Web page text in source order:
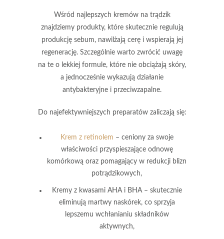
Wśród najlepszych kremów na trądzik
znajdziemy produkty, które skutecznie regulują
produkcję sebum, nawilżają cerę i wspierają jej
regenerację. Szczególnie warto zwrócić uwagę
na te o lekkiej formule, które nie obciążają skóry,
a jednocześnie wykazują działanie
antybakteryjne i przeciwzapalne.
Do najefektywniejszych preparatów zaliczają się:
Krem z retinolem – ceniony za swoje
właściwości przyspieszające odnowę
komórkową oraz pomagający w redukcji blizn
potrądzikowych,
Kremy z kwasami AHA i BHA– skutecznie
eliminują martwy naskórek, co sprzyja
lepszemu wchłanianiu składników
aktywnych,